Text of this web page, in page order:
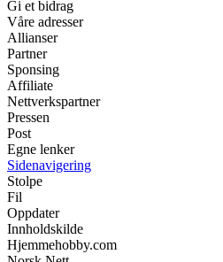
Gi et bidrag
Våre adresser
Allianser
Partner
Sponsing
Affiliate
Nettverkspartner
Pressen
Post
Egne lenker
Sidenavigering
Stolpe
Fil
Oppdater
Innholdskilde
Hjemmehobby.com